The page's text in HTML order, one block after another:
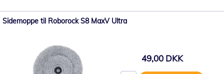
Sidemoppe til Roborock S8 MaxV Ultra
49,00 DKK